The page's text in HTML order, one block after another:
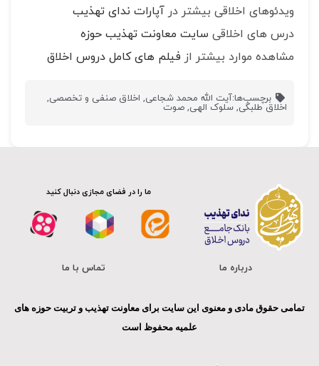
ویدئوهای اخلاقی بیشتر در آپارات ندای تهذیب
درس های اخلاقی سایت معاونت تهذیب حوزه
مشاهده موارد بیشتر از فیلم های کامل دروس اخلاق
برچسب‌ها:آیت الله محمد شجاعی, اخلاق صنفی و تخصصی,
اخلاق طلبگی, سلوک الهی, صوت
ما را در فضای مجازی دنبال کنید
درباره ما تماس با ما
تمامی حقوق مادی و معنوی این سایت برای معاونت تهذیب و تربیت حوزه های
علمیه محفوظ است